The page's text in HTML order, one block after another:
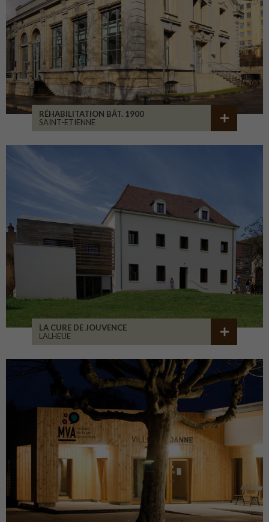
RÉHABILITATION BÂT. 1900
SAINT-ETIENNE
LA CURE DE JOUVENCE
LALHEUE